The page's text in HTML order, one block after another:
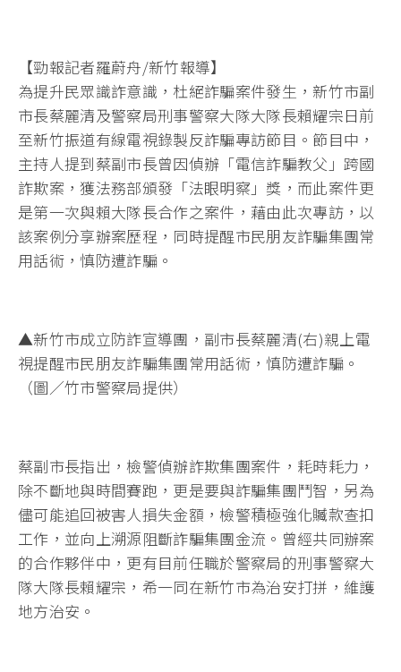
【勁報記者羅蔚舟/新竹報導】
為提升民眾識詐意識，杜絕詐騙案件發生，新竹市副
市長蔡麗清及警察局刑事警察大隊大隊長賴耀宗日前
至新竹振道有線電視錄製反詐騙專訪節目。節目中，
主持人提到蔡副市長曾因偵辦「電信詐騙教父」跨國
詐欺案，獲法務部頒發「法眼明察」獎，而此案件更
是第一次與賴大隊長合作之案件，藉由此次專訪，以
該案例分享辦案歷程，同時提醒市民朋友詐騙集團常
用話術，慎防遭詐騙。
▲新竹市成立防詐宣導團，副市長蔡麗清(右)親上電
視提醒市民朋友詐騙集團常用話術，慎防遭詐騙。
（圖／竹市警察局提供）
蔡副市長指出，檢警偵辦詐欺集團案件，耗時耗力，
除不斷地與時間賽跑，更是要與詐騙集團鬥智，另為
儘可能追回被害人損失金額，檢警積極強化贓款查扣
工作，並向上溯源阻斷詐騙集團金流。曾經共同辦案
的合作夥伴中，更有目前任職於警察局的刑事警察大
隊大隊長賴耀宗，希一同在新竹市為治安打拼，維護
地方治安。